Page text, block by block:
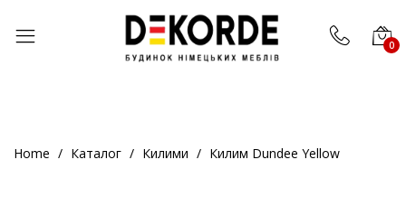
0
Home Каталог Килими Килим Dundee Yellow